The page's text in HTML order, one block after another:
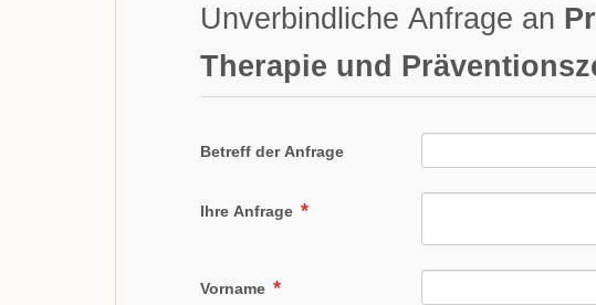
Unverbindliche Anfrage an
Therapie und
Betreff der Anfrage
Ihre Anfrage
Vorname